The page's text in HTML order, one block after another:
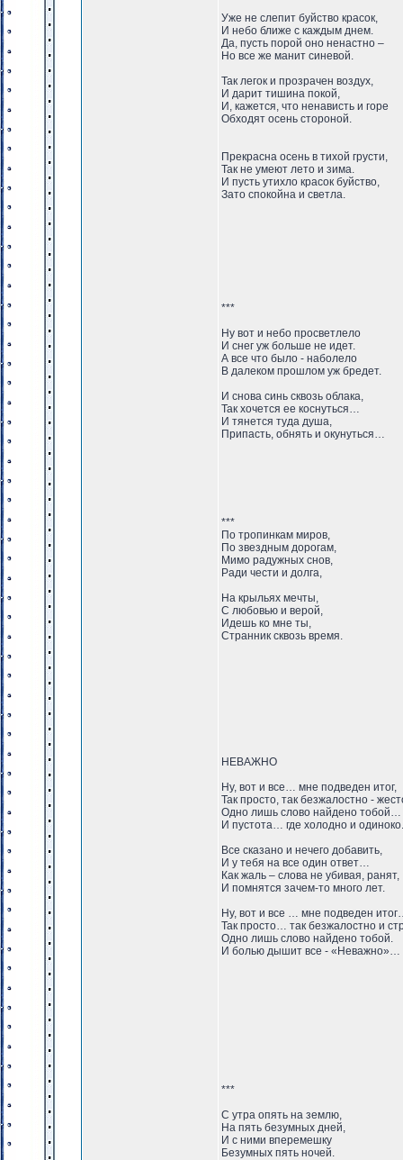
Уже не слепит буйство красок,
И небо ближе с каждым днем.
Да, пусть порой оно ненастно –
Но все же манит синевой.
Так легок и прозрачен воздух,
И дарит тишина покой,
И, кажется, что ненависть и горе
Обходят осень стороной.
Прекрасна осень в тихой грусти,
Так не умеют лето и зима.
И пусть утихло красок буйство,
Зато спокойна и светла.
***
Ну вот и небо просветлело
И снег уж больше не идет.
А все что было - наболело
В далеком прошлом уж бредет.
И снова синь сквозь облака,
Так хочется ее коснуться…
И тянется туда душа,
Припасть, обнять и окунуться…
***
По тропинкам миров,
По звездным дорогам,
Мимо радужных снов,
Ради чести и долга,
На крыльях мечты,
С любовью и верой,
Идешь ко мне ты,
Странник сквозь время.
НЕВАЖНО
Ну, вот и все… мне подведен итог,
Так просто, так безжалостно -
Одно лишь слово найдено тобой…
И пустота… где холодно и одиноко.
Все сказано и нечего добавить,
И у тебя на все один ответ…
Как жаль – слова не убивая, ранят,
И помнятся зачем-то много лет.
Ну, вот и все … мне подведен
Так просто… так безжалостно и
Одно лишь слово найдено тобой.
И болью дышит все - «Неважно»…
***
С утра опять на землю,
На пять безумных дней,
И с ними вперемешку
Безумных пять ночей.